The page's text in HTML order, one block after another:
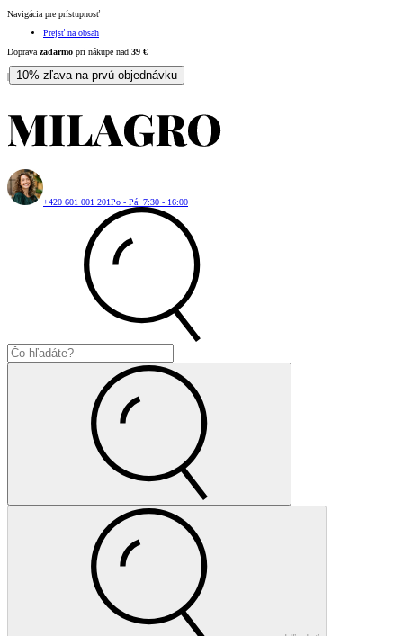
Navigácia pre prístupnosť
Prejsť na obsah
Doprava zadarmo pri nákupe nad 39 €
| 10% zľava na prvú objednávku
+420 601 001 201Po - Pá: 7:30 - 16:00